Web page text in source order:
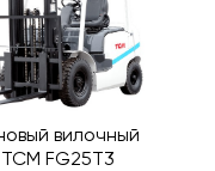
вилочный
FG25T3